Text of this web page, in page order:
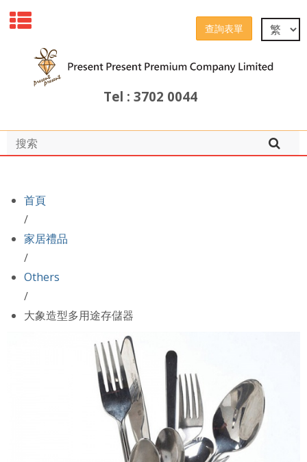
查詢表單
Tel : 3702 0044
首頁
/
家居禮品
/
Others
/
大象造型多用途存儲器